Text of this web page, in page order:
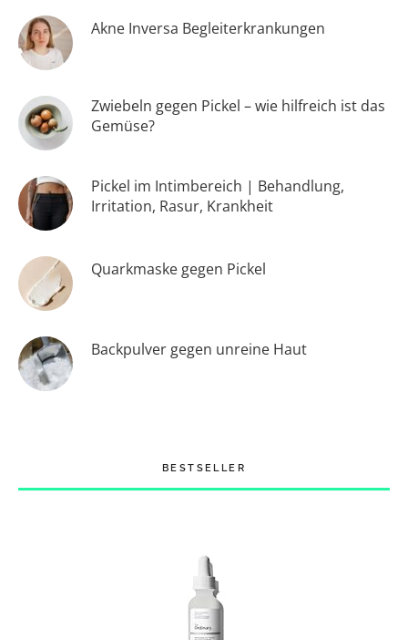
Akne Inversa Begleiterkrankungen
Zwiebeln gegen Pickel – wie hilfreich ist das
Gemüse?
Pickel im Intimbereich | Behandlung,
Irritation, Rasur, Krankheit
Quarkmaske gegen Pickel
Backpulver gegen unreine Haut
BESTSELLER